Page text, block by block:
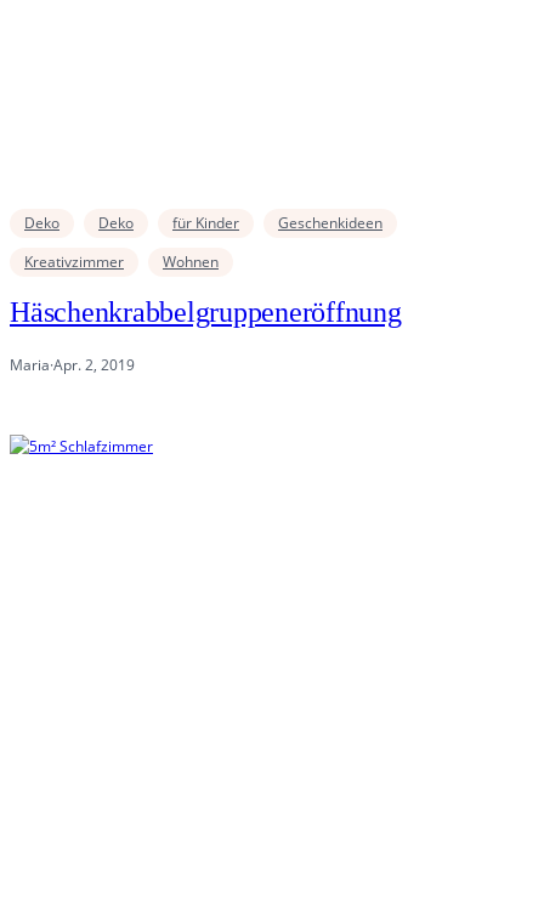
Deko Deko für Kinder
Geschenkideen
Kreativzimmer
Wohnen
Häschenkrabbelgruppeneröffnung
Maria·Apr. 2, 2019